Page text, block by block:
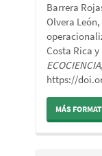
artículo
Barrera
Olvera León,
Costa Rica y
ECOCIENCIA,
https://
MÁS